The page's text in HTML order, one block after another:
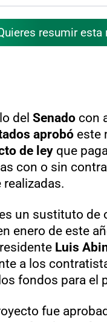
resumir esta
del Senadocon
aprobóeste
de leyque
con o sin
un sustituto de
enero de este
Luis
a los
fondos para el
fue